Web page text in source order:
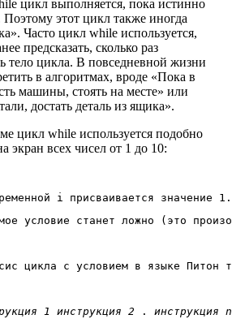
цикл выполняется, пока истинно
этот цикл также иногда
Часто цикл while используется,
предсказать, сколько раз
тело цикла. В повседневной жизни
в алгоритмах, вроде «Пока в
машины, стоять на месте» или
достать деталь из ящика».
цикл while используется подобно
экран всех чисел от 1 до 10:
условие станет ложно (это
цикла с условием в языке Питон
1 инструкция 2 . инструкция n